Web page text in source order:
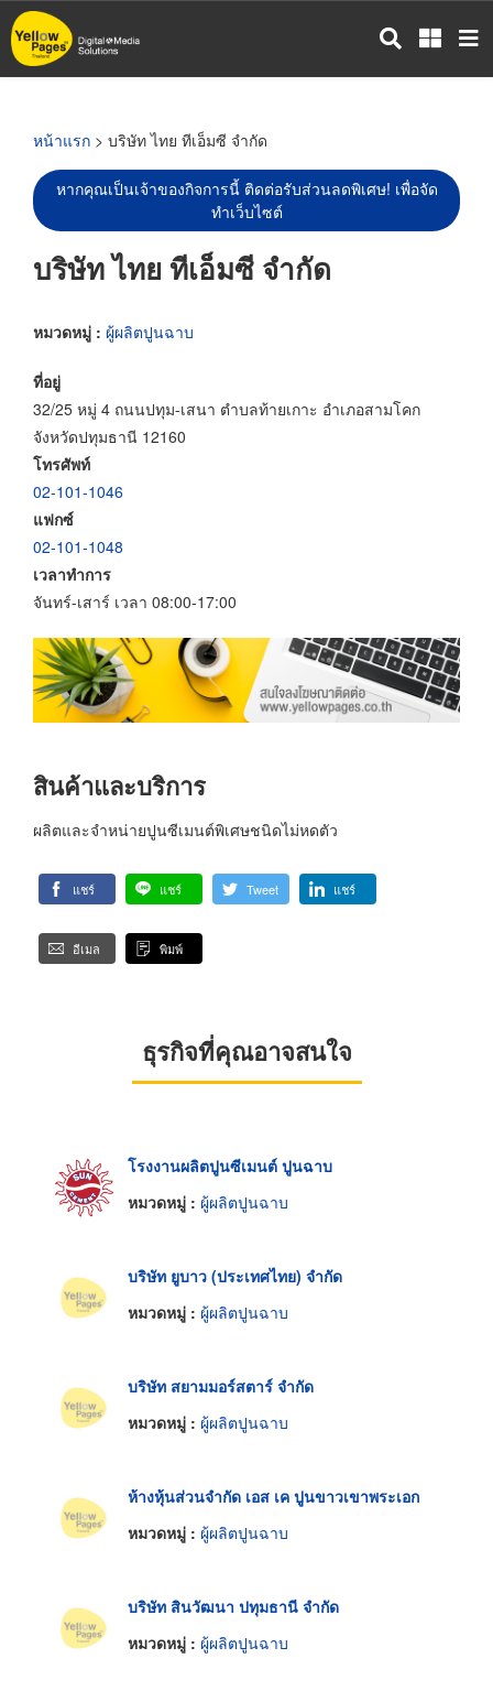
ข้าม
ไป
หน้าแรก > บริษัท ไทย ทีเอ็มซี จำกัด
หากคุณเป็นเจ้าของกิจการนี้ ติดต่อรับส่วนลดพิเศษ! เพื่อจัด
ทำเว็บไซต์
บริษัท ไทย ทีเอ็มซี จำกัด
หมวดหมู่ : ผู้ผลิตปูนฉาบ
ที่อยู่
32/25 หมู่ 4 ถนนปทุม-เสนา ตำบลท้ายเกาะ อำเภอสามโคก
จังหวัดปทุมธานี 12160
โทรศัพท์
02-101-1046
แฟกซ์
02-101-1048
เวลาทำการ
จันทร์-เสาร์ เวลา 08:00-17:00
สินค้าและบริการ
ผลิตและจำหน่ายปูนซีเมนต์พิเศษชนิดไม่หดตัว
แชร์ แชร์ Tweet แชร์
อีเมล พิมพ์
ธุรกิจที่คุณอาจสนใจ
โรงงานผลิตปูนซีเมนต์ ปูนฉาบ
หมวดหมู่ : ผู้ผลิตปูนฉาบ
บริษัท ยูบาว (ประเทศไทย) จำกัด
หมวดหมู่ : ผู้ผลิตปูนฉาบ
บริษัท สยามมอร์สตาร์ จำกัด
หมวดหมู่ : ผู้ผลิตปูนฉาบ
ห้างหุ้นส่วนจำกัด เอส เค ปูนขาวเขาพระเอก
หมวดหมู่ : ผู้ผลิตปูนฉาบ
บริษัท สินวัฒนา ปทุมธานี จำกัด
หมวดหมู่ : ผู้ผลิตปูนฉาบ